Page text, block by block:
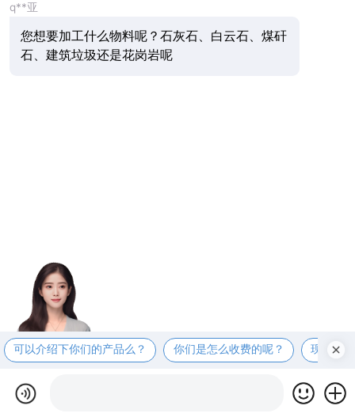
q**亚
您想要加工什么物料呢？石灰石、白云石、煤矸
石、建筑垃圾还是花岗岩呢
可以介绍下你们的产品么？ 你们是怎么收费的呢？ 现在有